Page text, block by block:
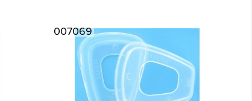
007069